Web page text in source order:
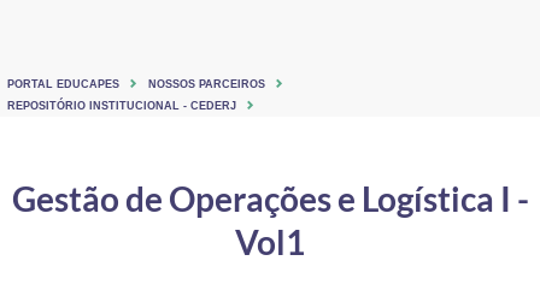
PORTAL EDUCAPES
NOSSOS PARCEIROS
REPOSITÓRIO INSTITUCIONAL - CEDERJ
Gestão de Operações e Logística I -
Vol1